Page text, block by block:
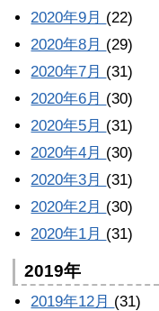
2020年9月 (22)
2020年8月 (29)
2020年7月 (31)
2020年6月 (30)
2020年5月 (31)
2020年4月 (30)
2020年3月 (31)
2020年2月 (30)
2020年1月 (31)
2019年
2019年12月 (31)